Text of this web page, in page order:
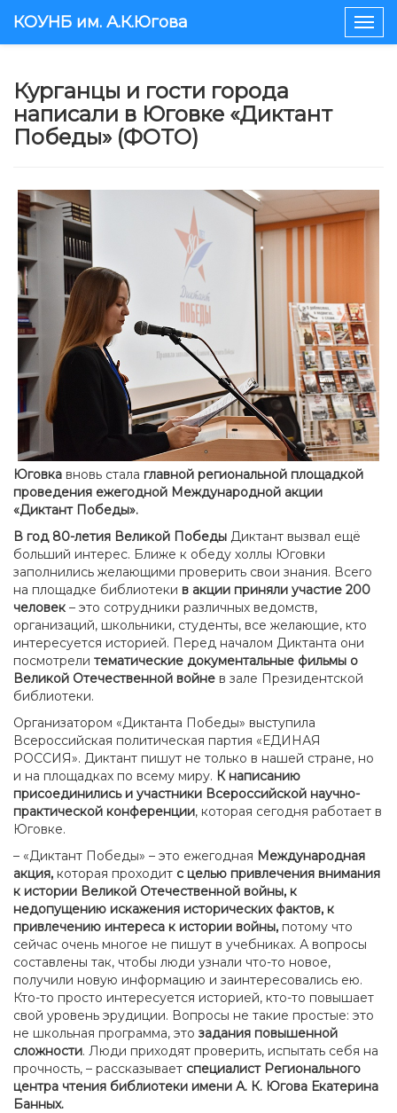
КОУНБ им. А.К.Югова
​Курганцы и гости города
написали в Юговке «Диктант
Победы» (ФОТО)
Юговка вновь стала главной региональной площадкой
проведения ежегодной Международной акции
«Диктант Победы».
В год 80-летия Великой Победы Диктант вызвал ещё
больший интерес. Ближе к обеду холлы Юговки
заполнились желающими проверить свои знания. Всего
на площадке библиотеки в акции приняли участие 200
человек – это сотрудники различных ведомств,
организаций, школьники, студенты, все желающие, кто
интересуется историей. Перед началом Диктанта они
посмотрели тематические документальные фильмы о
Великой Отечественной войне в зале Президентской
библиотеки.
Организатором «Диктанта Победы» выступила
Всероссийская политическая партия «ЕДИНАЯ
РОССИЯ». Диктант пишут не только в нашей стране, но
и на площадках по всему миру. К написанию
присоединились и участники Всероссийской научно-
практической конференции, которая сегодня работает в
Юговке.
– «Диктант Победы» – это ежегодная Международная
акция, которая проходит с целью привлечения внимания
к истории Великой Отечественной войны, к
недопущению искажения исторических фактов, к
привлечению интереса к истории войны, потому что
сейчас очень многое не пишут в учебниках. А вопросы
составлены так, чтобы люди узнали что-то новое,
получили новую информацию и заинтересовались ею.
Кто-то просто интересуется историей, кто-то повышает
свой уровень эрудиции. Вопросы не такие простые: это
не школьная программа, это задания повышенной
сложности. Люди приходят проверить, испытать себя на
прочность, – рассказывает специалист Регионального
центра чтения библиотеки имени А. К. Югова Екатерина
Банных.